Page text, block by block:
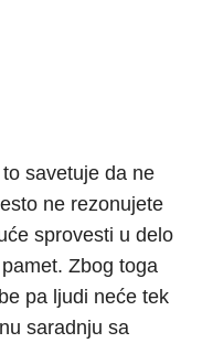
savetuje da ne
ne rezonujete
sprovesti u delo
Zbog toga
pa ljudi neće tek
saradnju sa